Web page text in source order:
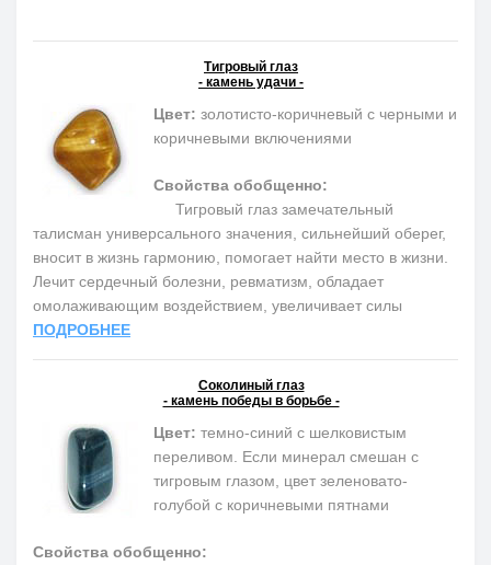
Тигровый глаз
- камень удачи -
Цвет: золотисто-коричневый с черными и
коричневыми включениями
Свойства обобщенно:
Тигровый глаз замечательный
талисман универсального значения, сильнейший оберег,
вносит в жизнь гармонию, помогает найти место в жизни.
Лечит сердечный болезни, ревматизм, обладает
омолаживающим воздействием, увеличивает силы
ПОДРОБНЕЕ
Соколиный глаз
- камень победы в борьбе -
Цвет: темно-синий с шелковистым
переливом. Если минерал смешан с
тигровым глазом, цвет зеленовато-
голубой с коричневыми пятнами
Свойства обобщенно: